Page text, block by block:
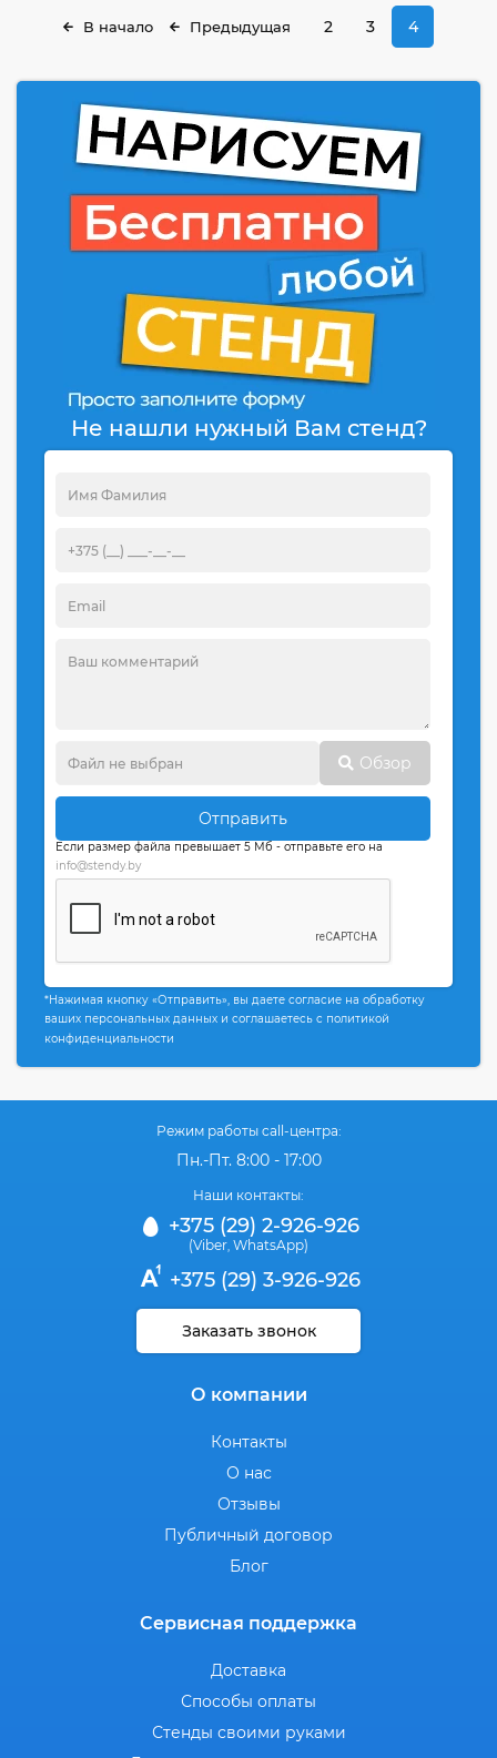
В начало Предыдущая 2 3 4
Не нашли нужный Вам стенд?
Обзор
Отправить
Если размер файла превышает 5 Мб - отправьте его на
info@stendy.by
*Нажимая кнопку «Отправить», вы даете согласие на обработку
ваших персональных данных и соглашаетесь с политикой
конфиденциальности
Режим работы call-центра:
Пн.-Пт. 8:00 - 17:00
Наши контакты:
+375 (29) 2-926-926
(Viber WhatsApp)
+375 (29) 3-926-926
Заказать звонок
О компании
Контакты
О нас
Отзывы
Публичный договор
Блог
Сервисная поддержка
Доставка
Способы оплаты
Стенды своими руками